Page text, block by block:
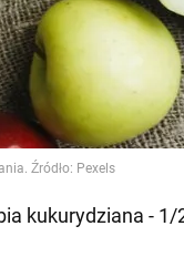
kukurydziana - 1/